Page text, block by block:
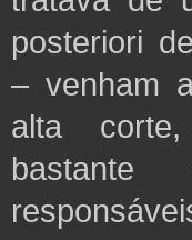
posteriori
– venham
alta